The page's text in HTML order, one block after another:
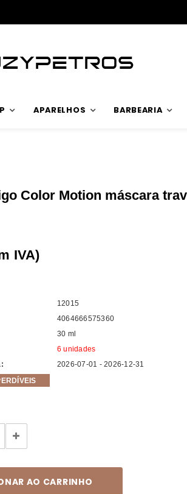
APARELHOS BARBEARIA
Color Motion máscara
IVA)
12015
4064666575360
30 ml
6 unidades
2026-07-01 - 2026-12-31
INCREASE
QUANTITY: